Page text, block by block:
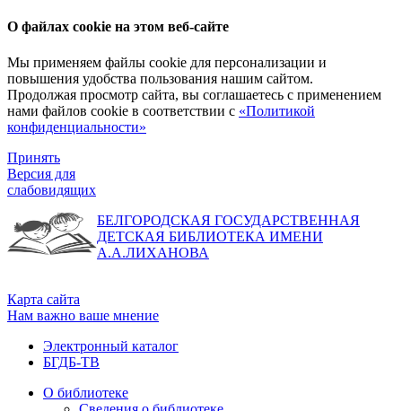
О файлах cookie на этом веб-сайте
Мы применяем файлы cookie для персонализации и
повышения удобства пользования нашим сайтом.
Продолжая просмотр сайта, вы соглашаетесь с применением
нами файлов cookie в соответствии с «Политикой
конфиденциальности»
Принять
Версия для
слабовидящих
БЕЛГОРОДСКАЯ ГОСУДАРСТВЕННАЯ
ДЕТСКАЯ БИБЛИОТЕКА ИМЕНИ
А.А.ЛИХАНОВА
Карта сайта
Нам важно ваше мнение
Электронный каталог
БГДБ-ТВ
О библиотеке